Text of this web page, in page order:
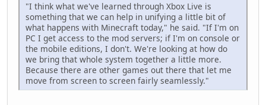
"I think what we've learned through Xbox Live is
something that we can help in unifying a little bit of
what happens with Minecraft today," he said. "If I'm on
PC I get access to the mod servers; if I'm on console or
the mobile editions, I don't. We're looking at how do
we bring that whole system together a little more.
Because there are other games out there that let me
move from screen to screen fairly seamlessly."